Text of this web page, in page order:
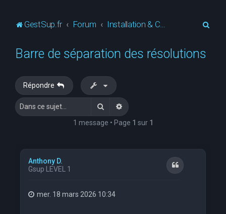
GestSup.fr Forum
Barre de séparation des résolutions
Répondre
RechercherRecherche avancée
1 message • Page 1 sur 1
Anthony D.
Gsup LEVEL 1
Citation
mer. 18 mars 2026 10:34